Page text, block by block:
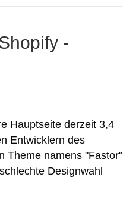
-
Hauptseite derzeit 3,4
Entwicklern des
Theme namens "Fastor"
Designwahl